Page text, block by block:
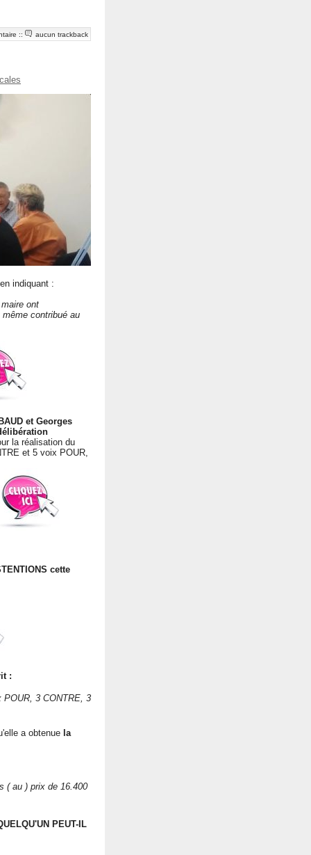
:: aucun trackback
indiquant :
ont
contribué au
et Georges
la réalisation du
et 5 voix POUR,
cette
:
POUR, 3 CONTRE, 3
a obtenue la
( au ) prix de 16.400
PEUT-IL